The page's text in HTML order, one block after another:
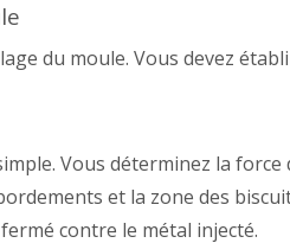
du moule. Vous devez
Vous déterminez la
et la zone des
contre le métal injecté.